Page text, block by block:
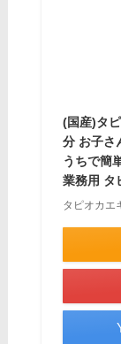
(国産)タ
分 お子さ
うちで簡
業務用 タ
タピオカエ